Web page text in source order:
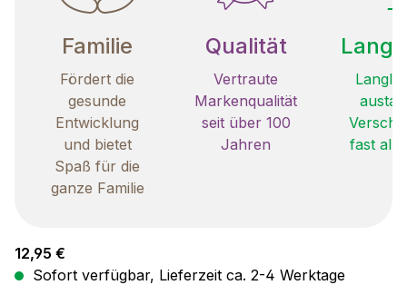
Familie
Fördert die
gesunde
Entwicklung
und bietet
Spaß für die
ganze Familie
Qualität
Vertraute
Markenqualität
seit über 100
Jahren
fast
Regulärer Preis:
12,95 €
Sofort verfügbar, Lieferzeit ca. 2-4 Werktage